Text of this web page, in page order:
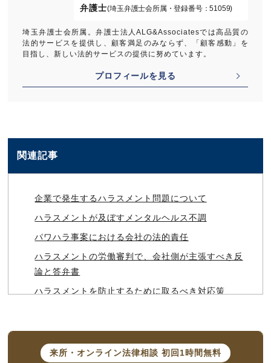
弁護士(埼玉弁護士会所属・登録番号：51059)
埼玉弁護士会所属。弁護士法人ALG&Associatesでは高品質の
法的サービスを提供し、顧客満足のみならず、「顧客感動」を
目指し、新しい法的サービスの提供に努めています。
プロフィールを見る
関連記事
企業で発生するハラスメント問題について
ハラスメントが及ぼすメンタルヘルス不調
パワハラ事案における会社の法的責任
ハラスメントの労働審判で、会社側が主張すべき反
論と答弁書
ハラスメントを防止するために取るべき対応策
労災事案の賠償請求に対する使用者側対応
ダイバーシティ・LGBTに関するハラスメント
来所・オンライン法律相談 初回1時間無料